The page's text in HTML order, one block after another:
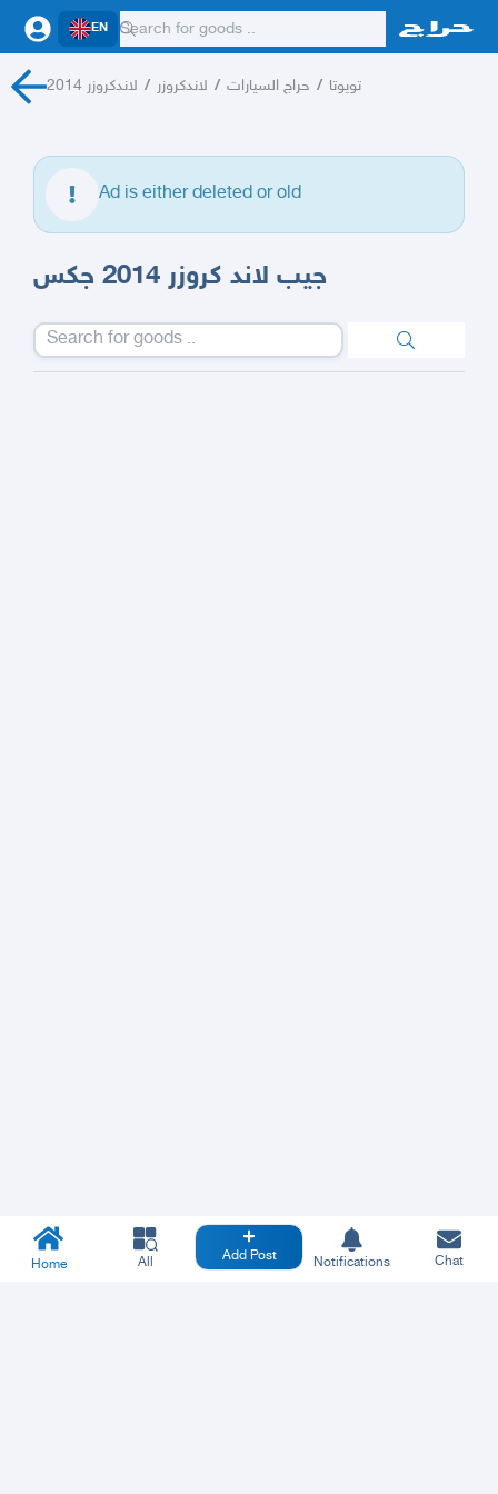
EN
لاندكروزر 2014 / لاندكروزر / حراج السيارات / تويوتا
Ad is either deleted or old
جيب لاند كروزر 2014 جكس
Home All Add Post Notifications Chat